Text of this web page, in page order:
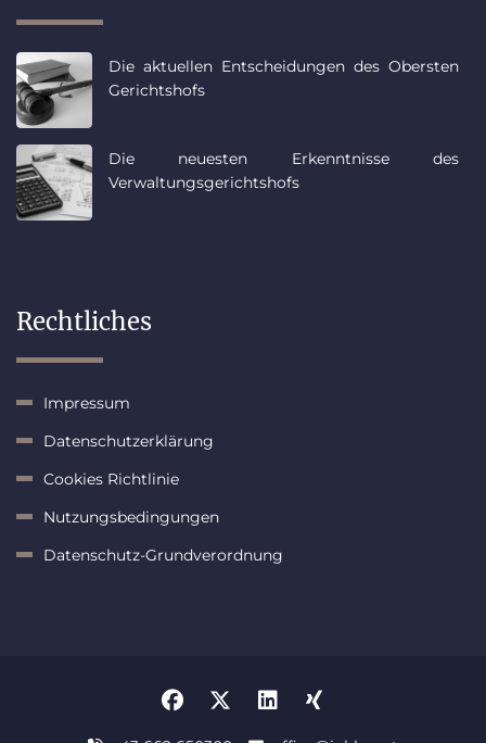
Die aktuellen Entscheidungen des Obersten
Gerichtshofs
Die neuesten Erkenntnisse des
Verwaltungsgerichtshofs
Rechtliches
Impressum
Datenschutzerklärung
Cookies Richtlinie
Nutzungsbedingungen
Datenschutz-Grundverordnung